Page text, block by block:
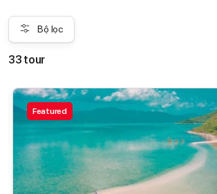
Bộ lọc
33 tour
Featured